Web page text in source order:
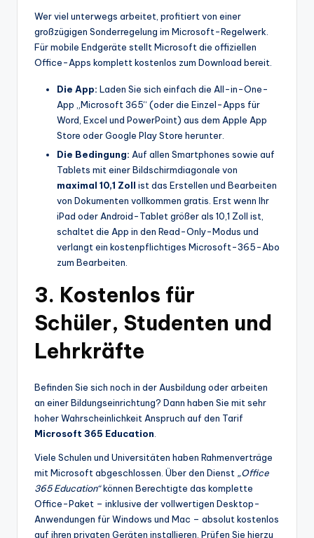
Wer viel unterwegs arbeitet, profitiert von einer
großzügigen Sonderregelung im Microsoft-Regelwerk.
Für mobile Endgeräte stellt Microsoft die offiziellen
Office-Apps komplett kostenlos zum Download bereit.
Die App: Laden Sie sich einfach die All-in-One-
App „Microsoft 365“ (oder die Einzel-Apps für
Word, Excel und PowerPoint) aus dem Apple App
Store oder Google Play Store herunter.
Die Bedingung: Auf allen Smartphones sowie auf
Tablets mit einer Bildschirmdiagonale von
maximal 10,1 Zoll ist das Erstellen und Bearbeiten
von Dokumenten vollkommen gratis. Erst wenn Ihr
iPad oder Android-Tablet größer als 10,1 Zoll ist,
schaltet die App in den Read-Only-Modus und
verlangt ein kostenpflichtiges Microsoft-365-Abo
zum Bearbeiten.
3. Kostenlos für
Schüler, Studenten und
Lehrkräfte
Befinden Sie sich noch in der Ausbildung oder arbeiten
an einer Bildungseinrichtung? Dann haben Sie mit sehr
hoher Wahrscheinlichkeit Anspruch auf den Tarif
Microsoft 365 Education
Viele Schulen und Universitäten haben Rahmenverträge
mit Microsoft abgeschlossen. Über den Dienst „Office
365 Education“können Berechtigte das komplette
Office-Paket – inklusive der vollwertigen Desktop-
Anwendungen für Windows und Mac – absolut kostenlos
auf ihren privaten Geräten installieren. Prüfen Sie hierzu